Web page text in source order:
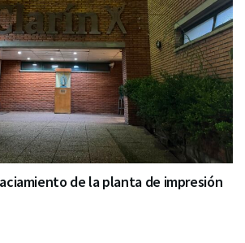
de la planta de impresión